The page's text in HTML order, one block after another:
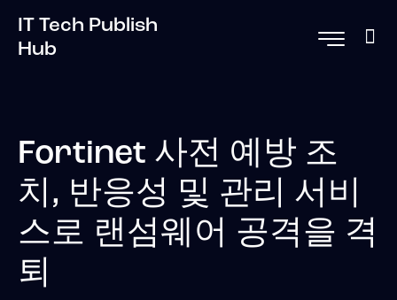
IT Tech Publish
Hub
Fortinet 사전 예방 조
치, 반응성 및 관리 서비
스로 랜섬웨어 공격을 격
퇴